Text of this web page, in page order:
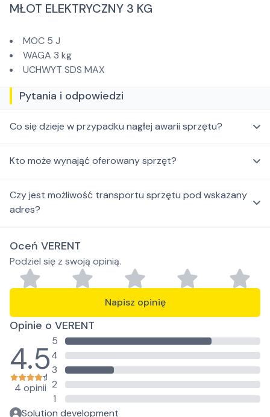
MŁOT ELEKTRYCZNY 3 KG
MOC 5 J
WAGA 3 kg
UCHWYT SDS MAX
Pytania i odpowiedzi
Co się dzieje w przypadku nagłej awarii sprzętu?
Kto może wynająć oferowany sprzęt?
Czy jest możliwość transportu sprzętu pod wskazany
adres?
Oceń VERENT
Podziel się z swoją opinią.
Napisz opinię
Opinie o VERENT
4.5
4 opinii
5
4
3
2
1
Solution development